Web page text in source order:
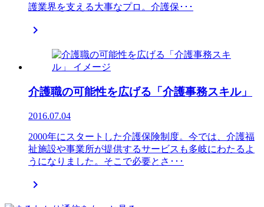
護業界を支える大事なプロ。介護保･･･

介護職の可能性を広げる「介護事務スキル」
2016.07.04
2000年にスタートした介護保険制度。今では、介護福
祉施設や事業所が提供するサービスも多岐にわたるよ
うになりました。そこで必要とさ･･･
